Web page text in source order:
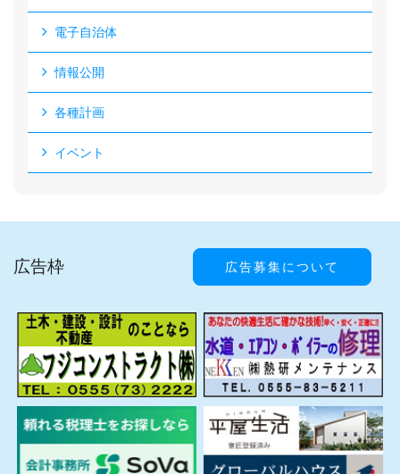
電子自治体
情報公開
各種計画
イベント
広告枠 広告募集について